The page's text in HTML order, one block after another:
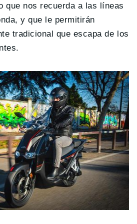
que nos recuerda a las líneas
y que le permitirán
tradicional que escapa de los